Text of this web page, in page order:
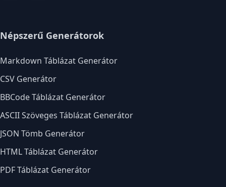
Népszerű Generátorok
Markdown Táblázat Generátor
CSV Generátor
BBCode Táblázat Generátor
ASCII Szöveges Táblázat Generátor
JSON Tömb Generátor
HTML Táblázat Generátor
PDF Táblázat Generátor